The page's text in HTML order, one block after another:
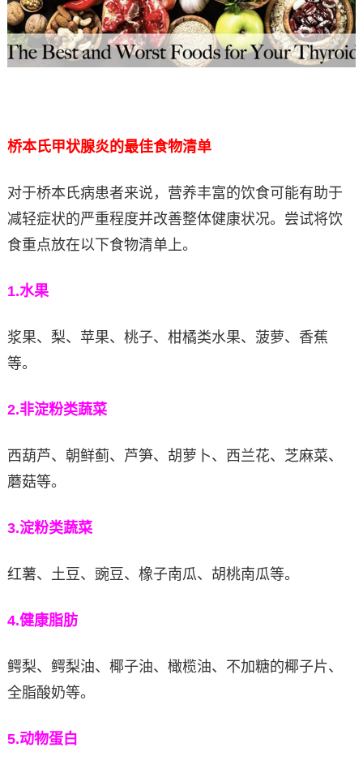
桥本氏甲状腺炎的最佳食物清单
对于桥本氏病患者来说，营养丰富的饮食可能有助于
减轻症状的严重程度并改善整体健康状况。尝试将饮
食重点放在以下食物清单上。
1.水果
浆果、梨、苹果、桃子、柑橘类水果、菠萝、香蕉
等。
2.非淀粉类蔬菜
西葫芦、朝鲜蓟、芦笋、胡萝卜、西兰花、芝麻菜、
蘑菇等。
3.淀粉类蔬菜
红薯、土豆、豌豆、橡子南瓜、胡桃南瓜等。
4.健康脂肪
鳄梨、鳄梨油、椰子油、橄榄油、不加糖的椰子片、
全脂酸奶等。
5.动物蛋白